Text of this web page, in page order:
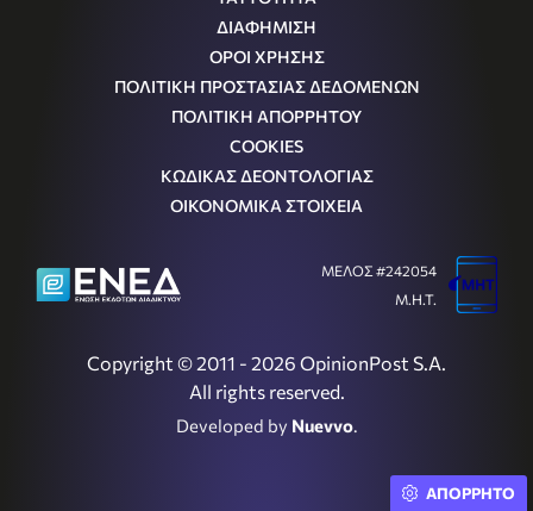
ΔΙΑΦΗΜΙΣΗ
ΟΡΟΙ ΧΡΗΣΗΣ
ΠΟΛΙΤΙΚΗ ΠΡΟΣΤΑΣΙΑΣ ΔΕΔΟΜΕΝΩΝ
ΠΟΛΙΤΙΚΗ ΑΠΟΡΡΗΤΟΥ
COOKIES
ΚΩΔΙΚΑΣ ΔΕΟΝΤΟΛΟΓΙΑΣ
ΟΙΚΟΝΟΜΙΚΑ ΣΤΟΙΧΕΙΑ
Copyright © 2011 - 2026 OpinionPost S.A.
All rights reserved.
Developed by Nuevvo.
ΜΕΛΟΣ #242054
Μ.Η.Τ.
ΑΠΟΡΡΗΤΟ